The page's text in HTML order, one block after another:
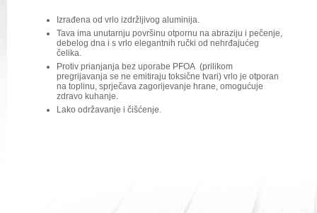
Izrađena od vrlo izdržljivog aluminija.
Tava ima unutarnju površinu otpornu na abraziju i pečenje,
debelog dna i s vrlo elegantnih ručki od nehrđajućeg
čelika.
Protiv prianjanja bez uporabe PFOA (prilikom
pregrijavanja se ne emitiraju toksične tvari) vrlo je otporan
na toplinu, sprječava zagorijevanje hrane, omogućuje
zdravo kuhanje.
Lako održavanje i čišćenje.